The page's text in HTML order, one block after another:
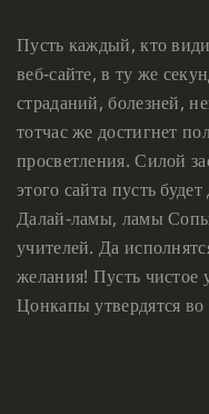
Пусть каждый, кто
веб-сайте, в ту же
страданий, болезней,
тотчас же достигнет
просветления. Силой
этого сайта пусть
Далай-ламы, ламы
учителей. Да
желания! Пусть
Цонкапы утвердятся